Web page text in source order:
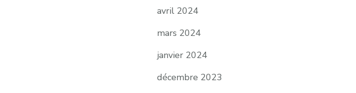
avril 2024
mars 2024
janvier 2024
décembre 2023